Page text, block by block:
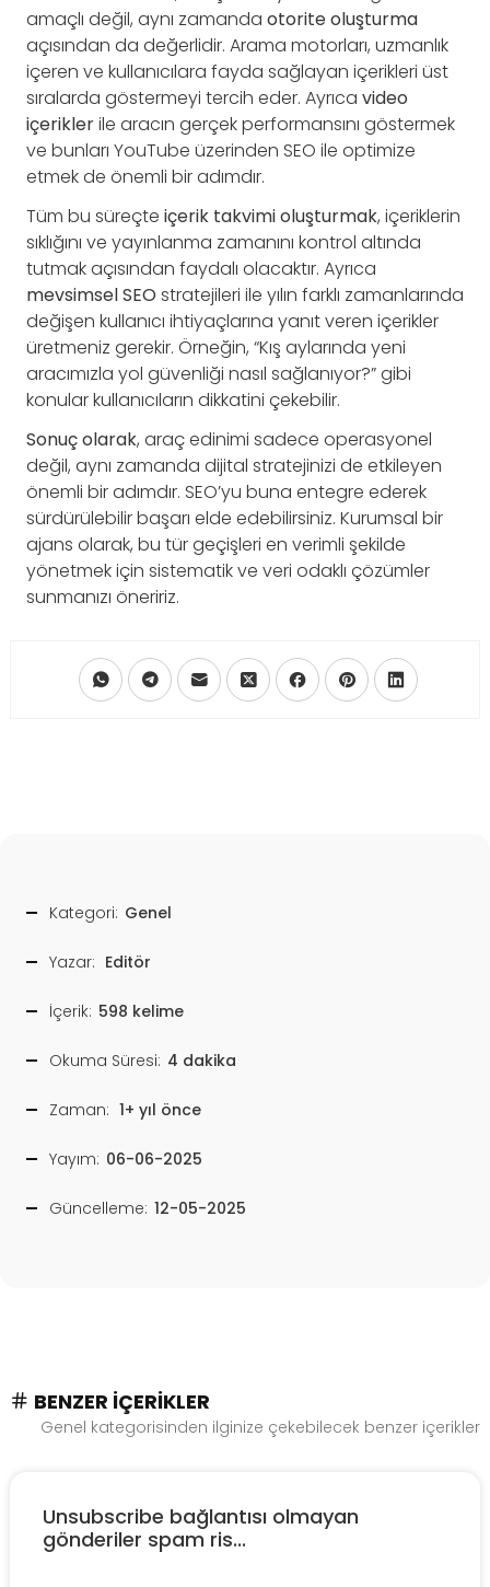
amaçlı değil, aynı zamanda otorite oluşturma
açısından da değerlidir. Arama motorları, uzmanlık
içeren ve kullanıcılara fayda sağlayan içerikleri üst
sıralarda göstermeyi tercih eder. Ayrıca video
içeriklerile aracın gerçek performansını göstermek
ve bunları YouTube üzerinden SEO ile optimize
etmek de önemli bir adımdır.
Tüm bu süreçte içerik takvimi oluşturmak, içeriklerin
sıklığını ve yayınlanma zamanını kontrol altında
tutmak açısından faydalı olacaktır. Ayrıca
mevsimsel SEO stratejileri ile yılın farklı zamanlarında
değişen kullanıcı ihtiyaçlarına yanıt veren içerikler
üretmeniz gerekir. Örneğin, “Kış aylarında yeni
aracımızla yol güvenliği nasıl sağlanıyor?” gibi
konular kullanıcıların dikkatini çekebilir.
Sonuç olarak, araç edinimi sadece operasyonel
değil, aynı zamanda dijital stratejinizi de etkileyen
önemli bir adımdır. SEO’yu buna entegre ederek
sürdürülebilir başarı elde edebilirsiniz. Kurumsal bir
ajans olarak, bu tür geçişleri en verimli şekilde
yönetmek için sistematik ve veri odaklı çözümler
sunmanızı öneririz.
Kategori: Genel
Yazar: Editör
İçerik: 598 kelime
Okuma Süresi: 4 dakika
Zaman: 1+ yıl önce
Yayım: 06-06-2025
Güncelleme: 12-05-2025
BENZER İÇERIKLER
Genel kategorisinden ilginize çekebilecek benzer içerikler
Unsubscribe bağlantısı olmayan
gönderiler spam ris...